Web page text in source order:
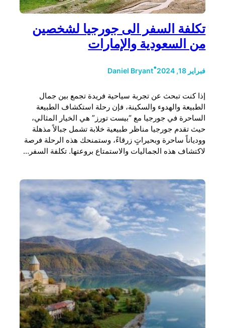
تكلفة السفر الى جورجيا لشخصين
من السعودية والإمارات
فبراير 18, 2024 •
Daniel Bryant
إذا كنت تبحث عن تجربة سياحية فريدة تجمع بين جمال
الطبيعة والهدوء والسكينة، فإن رحلة استكشاف الطبيعة
الساحرة في جورجيا مع “بيست تورز” هي الخيار المثالي،
حيث تقدم جورجيا مناظر طبيعية خلابة تشمل جبالاً مذهلة
وودياناً ساحرة وبحيراتٍ زرقاءً، وستمنحك هذه الرحلة فرصة
لاكتشاف هذه الجماليات والاستمتاع بروعتها. تكلفة السفر…